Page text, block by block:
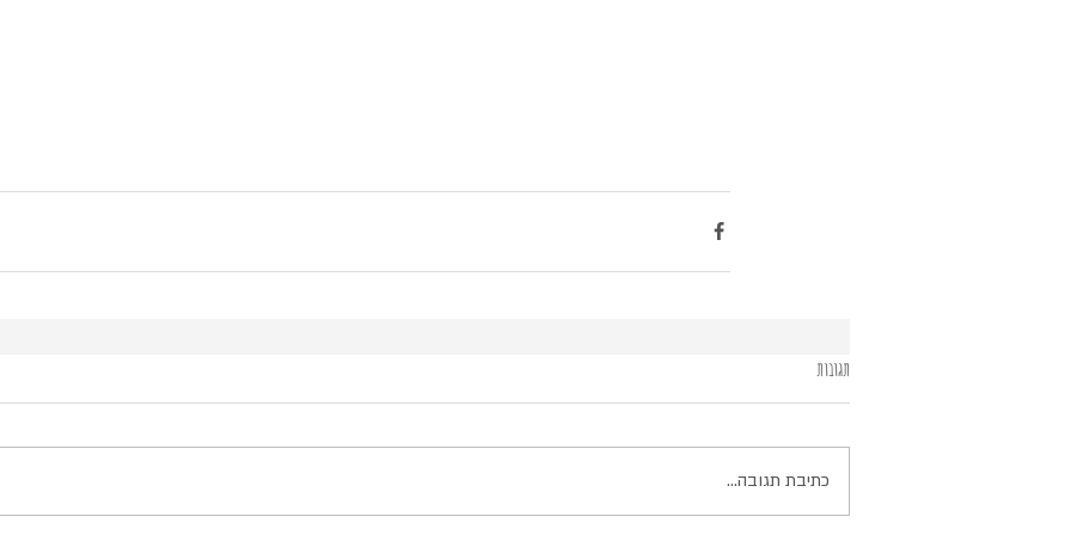
תגובות
כתיבת תגובה...